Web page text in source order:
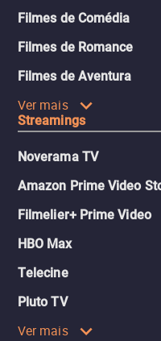
Filmes de Comédia
Filmes de Romance
Filmes de Aventura
Ver mais
Streamings
Noverama TV
Amazon Prime Video
Filmelier+ Prime Video
HBO Max
Telecine
Pluto TV
Ver mais